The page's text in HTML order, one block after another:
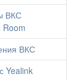
ВКС
Room
ВКС
Yealink